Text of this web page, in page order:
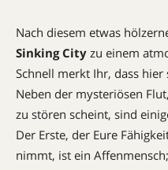
Nach diesem etwas
­Sinking City zu einem
Schnell merkt Ihr, dass
Neben der mysteriösen
zu stören scheint, sind
Der Erste, der Eure
nimmt, ist ein